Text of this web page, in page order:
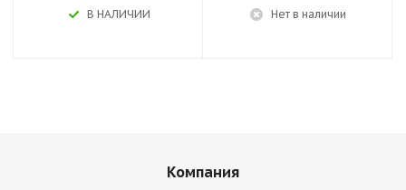
В НАЛИЧИИ Нет в наличии
Компания